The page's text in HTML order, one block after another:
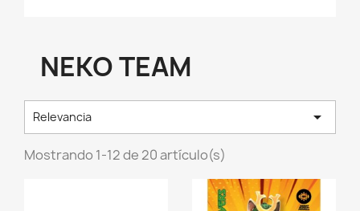
NEKO TEAM
Relevancia 
Mostrando 1-12 de 20 artículo(s)